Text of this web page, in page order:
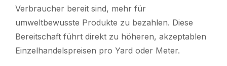
Verbraucher bereit sind, mehr für
umweltbewusste Produkte zu bezahlen. Diese
Bereitschaft führt direkt zu höheren, akzeptablen
Einzelhandelspreisen pro Yard oder Meter.